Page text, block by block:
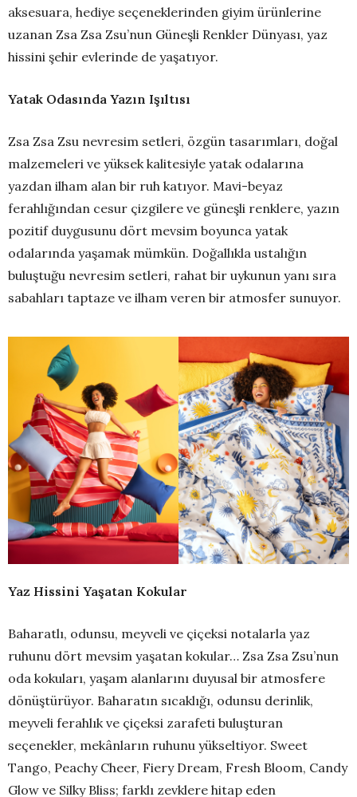
aksesuara, hediye seçeneklerinden giyim ürünlerine
uzanan Zsa Zsa Zsu’nun Güneşli Renkler Dünyası, yaz
hissini şehir evlerinde de yaşatıyor.
Yatak Odasında Yazın Işıltısı
Zsa Zsa Zsu nevresim setleri, özgün tasarımları, doğal
malzemeleri ve yüksek kalitesiyle yatak odalarına
yazdan ilham alan bir ruh katıyor. Mavi-beyaz
ferahlığından cesur çizgilere ve güneşli renklere, yazın
pozitif duygusunu dört mevsim boyunca yatak
odalarında yaşamak mümkün. Doğallıkla ustalığın
buluştuğu nevresim setleri, rahat bir uykunun yanı sıra
sabahları taptaze ve ilham veren bir atmosfer sunuyor.
Yaz Hissini Yaşatan Kokular
Baharatlı, odunsu, meyveli ve çiçeksi notalarla yaz
ruhunu dört mevsim yaşatan kokular… Zsa Zsa Zsu’nun
oda kokuları, yaşam alanlarını duyusal bir atmosfere
dönüştürüyor. Baharatın sıcaklığı, odunsu derinlik,
meyveli ferahlık ve çiçeksi zarafeti buluşturan
seçenekler, mekânların ruhunu yükseltiyor. Sweet
Tango, Peachy Cheer, Fiery Dream, Fresh Bloom, Candy
Glow ve Silky Bliss; farklı zevklere hitap eden